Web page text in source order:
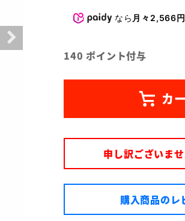
なら 月々2,566円
140 ポイント付与
申し訳ございま
購入商品の